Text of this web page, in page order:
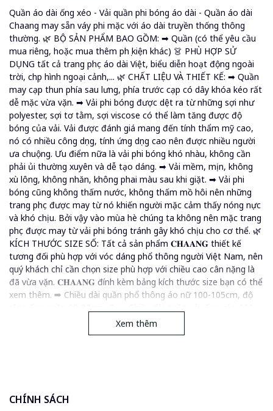
Quần áo dài ống xéo - Vải quần phi bóng áo dài - Quần áo dài
Chaang may sẵn váy phi mặc với áo dài truyền thống thông
thường. 🌿 BỘ SẢN PHẨM BAO GỒM: ➡ Quần (có thể yêu cầu
mua riêng, hoặc mua thêm phụ kiện khác) 👗 PHÙ HỢP SỬ
DỤNG tất cả trang phục áo dài Việt, biểu diễn hoạt động ngoài
trời, chụp hình ngoại cảnh,... 🌿 CHẤT LIỆU VÀ THIẾT KẾ: ➡ Quần
may cạp thun phía sau lưng, phía trước cạp có dây khóa kéo rất
dễ mặc vừa vặn. ➡ Vải phi bóng được dệt ra từ những sợi như
polyester, sợi tơ tằm, sợi viscose có thể làm tăng được độ
bóng của vải. Vải được đánh giá mang đến tính thẩm mỹ cao,
nó có nhiều công dụng, tính ứng dụng cao nên được nhiều người
ưa chuộng. Ưu điểm nữa là vải phi bóng khó nhàu, không cần
phải ủi thường xuyên và dễ tạo dáng. ➡ Vải mềm, mịn, không
xù lông, không nhăn, không phai màu sau khi giặt. ➡ Vải phi
bóng cũng không thấm nước, không thấm mồ hôi nên những
trang phục được may từ nó khiến người mặc cảm thấy nóng nực
và khó chịu. Bởi vậy vào mùa hè chúng ta không nên mặc trang
phục được may từ vải phi bóng tránh gây khó chịu cho cơ thể. 🌿
KÍCH THƯỚC SIZE SỐ: Tất cả sản phẩm 𝐂𝐇𝐀𝐀𝐍𝐆 thiết kế
tương đối phù hợp với vóc dáng phổ thông người Việt Nam, nên
quý khách chỉ cần chọn size phù hợp với chiều cao cân nặng là
đã vừa vặn. 𝐂𝐇𝐀𝐀𝐍𝐆 đính kèm bảng kích thước size bạn có thể
xem thêm. ➡ Chiều dài quần phổ thông áo nữ 100-105cm, độ
105cm, độ rộng chân quần 75-85cm x2. ➡ Chiều dài váy đối với
áo cách tân 60-75cm. 💥 Bigsize liên hệ với 𝐂𝐇𝐀𝐀𝐍𝐆 để đặt
trong có mếc nhựa gặp nóng sẽ cong. ❌ Một số áo có vết mực
Xem thêm
CHÍNH SÁCH